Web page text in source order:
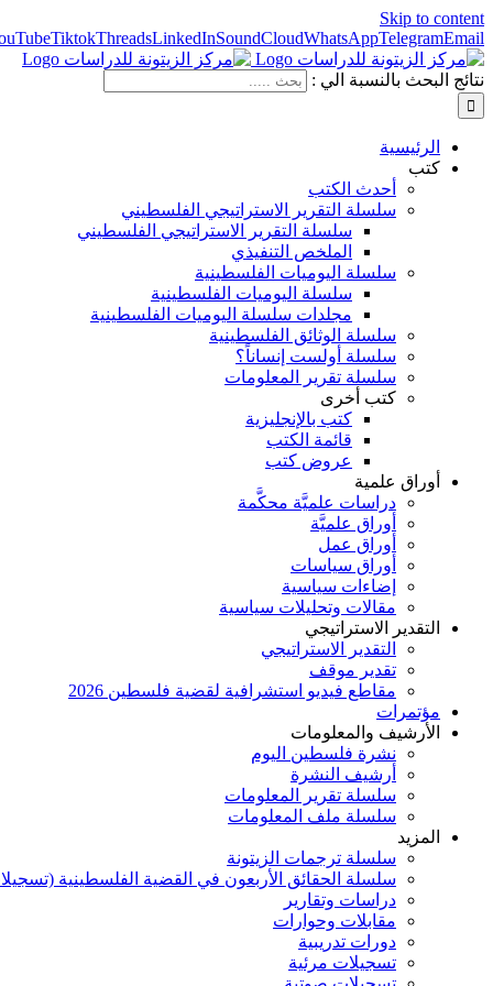
Skip to content
TiktokThreadsLinkedInSoundCloudWhatsAppTelegramEmail
نتائج البحث بالنسبة الي :
الرئيسية
كتب
أحدث الكتب
سلسلة التقرير الاستراتيجي الفلسطيني
سلسلة التقرير الاستراتيجي الفلسطيني
الملخص التنفيذي
سلسلة اليوميات الفلسطينية
سلسلة اليوميات الفلسطينية
مجلدات سلسلة اليوميات الفلسطينية
سلسلة الوثائق الفلسطينية
سلسلة أولست إنساناً؟
سلسلة تقرير المعلومات
كتب أخرى
كتب بالإنجليزية
قائمة الكتب
عروض كتب
أوراق علمية
دراسات علميَّة محكَّمة
أوراق علميَّة
أوراق عمل
أوراق سياسات
إضاءات سياسية
مقالات وتحليلات سياسية
التقدير الاستراتيجي
التقدير الاستراتيجي
تقدير موقف
مقاطع فيديو استشرافية لقضية فلسطين 2026
مؤتمرات
الأرشيف والمعلومات
نشرة فلسطين اليوم
أرشيف النشرة
سلسلة تقرير المعلومات
سلسلة ملف المعلومات
المزيد
سلسلة ترجمات الزيتونة
سلسلة الحقائق الأربعون في القضية الفلسطينية
دراسات وتقارير
مقابلات وحوارات
دورات تدريبية
تسجيلات مرئية